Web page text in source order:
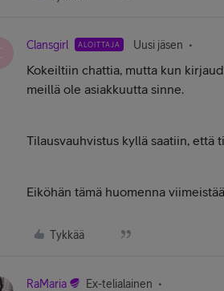
Clansgirl ALOITTAJA Uusi jäsen
Kokeiltiin chattia, mutta kun
meillä ole asiakkuutta sinne.
Tilausvauhvistus kyllä saatiin, että
Eiköhän tämä huomenna
Tykkää
RaMaria Ex-telialainen